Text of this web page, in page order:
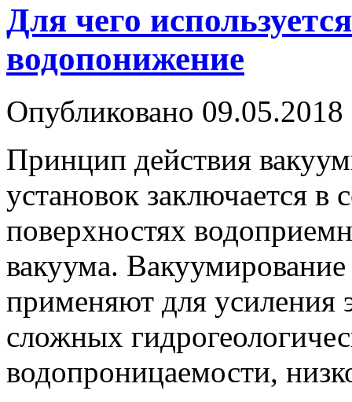
Для чего
водопонижение
Опубликовано 09.05.2018
Принцип действия
установок заключается
поверхностях
вакуума.
применяют для усиления
сложных
водопроницаемости,